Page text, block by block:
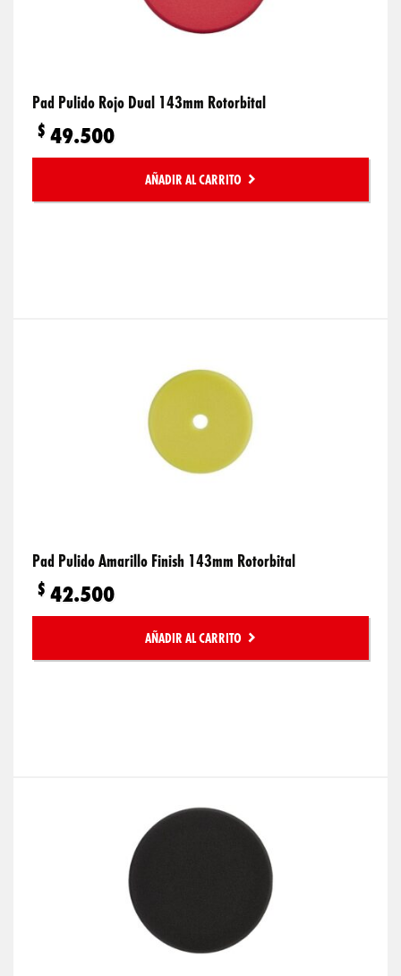
Pad Pulido Rojo Dual 143mm Rotorbital
$ 49.500
AÑADIR AL CARRITO
Pad Pulido Amarillo Finish 143mm Rotorbital
$ 42.500
AÑADIR AL CARRITO